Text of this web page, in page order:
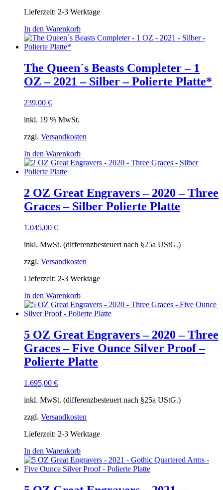
Lieferzeit: 2-3 Werktage
In den Warenkorb
The Queen´s Beasts Completer – 1
OZ – 2021 – Silber – Polierte Platte*
239,00 €
inkl. 19 % MwSt.
zzgl. Versandkosten
In den Warenkorb
2 OZ Great Engravers – 2020 – Three
Graces – Silber Polierte Platte
1.045,00 €
inkl. MwSt. (differenzbesteuert nach §25a UStG.)
zzgl. Versandkosten
Lieferzeit: 2-3 Werktage
In den Warenkorb
5 OZ Great Engravers – 2020 – Three
Graces – Five Ounce Silver Proof –
Polierte Platte
1.695,00 €
inkl. MwSt. (differenzbesteuert nach §25a UStG.)
zzgl. Versandkosten
Lieferzeit: 2-3 Werktage
In den Warenkorb